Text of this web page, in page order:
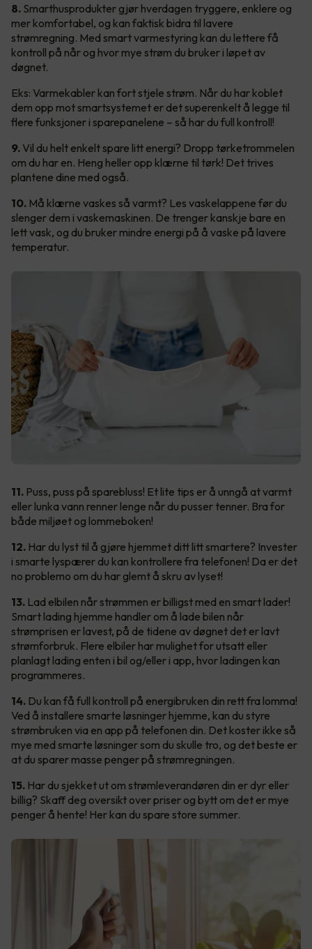
8. Smarthusprodukter gjør hverdagen tryggere, enklere og
mer komfortabel, og kan faktisk bidra til lavere
strømregning. Med smart varmestyring kan du lettere få
kontroll på når og hvor mye strøm du bruker i løpet av
døgnet.
Eks: Varmekabler kan fort stjele strøm. Når du har koblet
dem opp mot smartsystemet er det superenkelt å legge til
flere funksjoner i sparepanelene – så har du full kontroll!
9. Vil du helt enkelt spare litt energi? Dropp tørketrommelen
om du har en. Heng heller opp klærne til tørk! Det trives
plantene dine med også.
10. Må klærne vaskes så varmt? Les vaskelappene før du
slenger dem i vaskemaskinen. De trenger kanskje bare en
lett vask, og du bruker mindre energi på å vaske på lavere
temperatur.
11. Puss, puss på sparebluss! Et lite tips er å unngå at varmt
eller lunka vann renner lenge når du pusser tenner. Bra for
både miljøet og lommeboken!
12. Har du lyst til å gjøre hjemmet ditt litt smartere? Invester
i smarte lyspærer du kan kontrollere fra telefonen! Da er det
no problemo om du har glemt å skru av lyset!
13. Lad elbilen når strømmen er billigst med en smart lader!
Smart lading hjemme handler om å lade bilen når
strømprisen er lavest, på de tidene av døgnet det er lavt
strømforbruk. Flere elbiler har mulighet for utsatt eller
planlagt lading enten i bil og/eller i app, hvor ladingen kan
programmeres.
14. Du kan få full kontroll på energibruken din rett fra lomma!
Ved å installere smarte løsninger hjemme, kan du styre
strømbruken via en app på telefonen din. Det koster ikke så
mye med smarte løsninger som du skulle tro, og det beste er
at du sparer masse penger på strømregningen.
15. Har du sjekket ut om strømleverandøren din er dyr eller
billig? Skaff deg oversikt over priser og bytt om det er mye
penger å hente! Her kan du spare store summer.